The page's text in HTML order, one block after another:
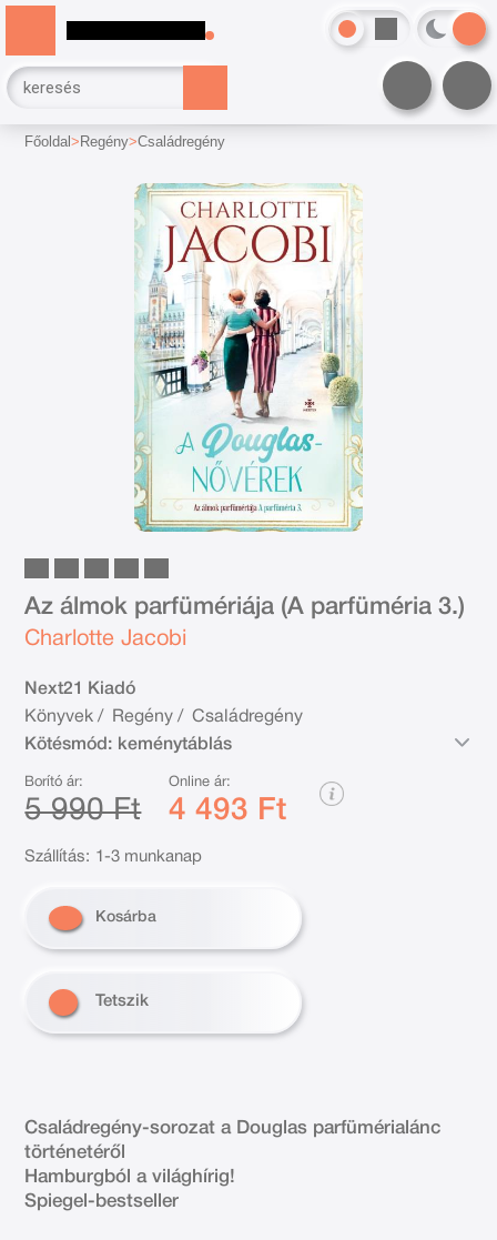
Főoldal Regény Családregény
Az álmok parfümériája (A parfüméria 3.)
Charlotte Jacobi
Next21 Kiadó
Könyvek / Regény /
Családregény
Kötésmód: keménytáblás
Borító ár:
5 990 Ft
Online ár:
4 493 Ft
Szállítás: 1-3 munkanap
Kosárba
Tetszik
Családregény-sorozat a Douglas parfümérialánc
történetéről
Hamburgból a világhírig!
Spiegel-bestseller